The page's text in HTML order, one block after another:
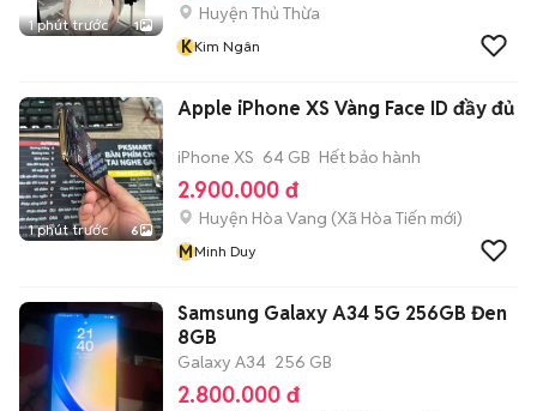
1 phút trước 1
Huyện Thủ Thừa
KKim Ngân
1 phút trước 6
Apple iPhone XS Vàng Face ID đầy đủ
iPhone XS 64 GB Hết bảo hành
2.900.000 đ
Huyện Hòa Vang (Xã Hòa Tiến mới)
MMinh Duy
Samsung Galaxy A34 5G 256GB Đen
8GB
Galaxy A34 256 GB
2.800.000 đ